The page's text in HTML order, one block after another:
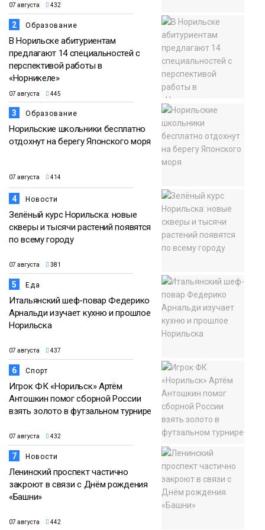
07 августа 432
2 Образование
В Норильске абитуриентам
предлагают 14 специальностей с
перспективой работы в
«Норникеле»
07 августа 445
3 Образование
Норильские школьники бесплатно
отдохнут на берегу Японского моря
07 августа 414
4 Новости
Зелёный курс Норильска: новые
скверы и тысячи растений появятся
по всему городу
07 августа 381
5 Еда
Итальянский шеф-повар Федерико
Арнальди изучает кухню и прошлое
Норильска
07 августа 437
6 Спорт
Игрок ФК «Норильск» Артём
Антошкин помог сборной России
взять золото в футзальном турнире
07 августа 432
7 Новости
Ленинский проспект частично
закроют в связи с Днём рождения
«Башни»
07 августа 442